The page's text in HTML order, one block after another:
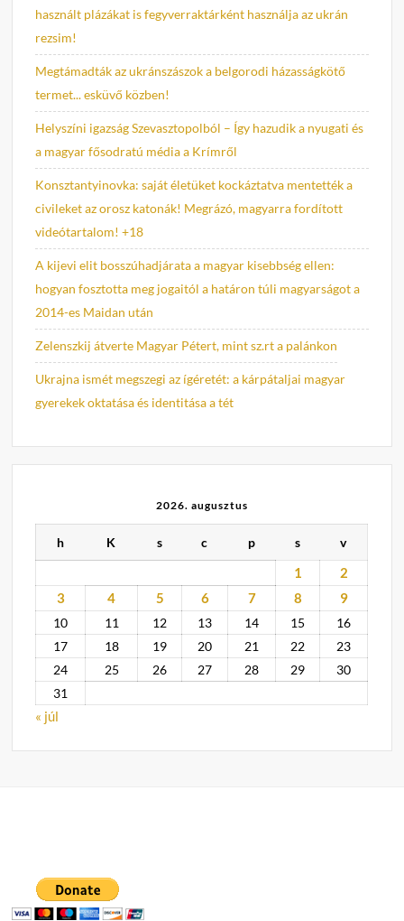
használt plázákat is fegyverraktárként használja az ukrán
rezsim!
Megtámadták az ukránszászok a belgorodi házasságkötő
termet... esküvő közben!
Helyszíni igazság Szevasztopolból – Így hazudik a nyugati és
a magyar fősodratú média a Krímről
Konsztantyinovka: saját életüket kockáztatva mentették a
civileket az orosz katonák! Megrázó, magyarra fordított
videótartalom! +18
A kijevi elit bosszúhadjárata a magyar kisebbség ellen:
hogyan fosztotta meg jogaitól a határon túli magyarságot a
2014-es Maidan után
Zelenszkij átverte Magyar Pétert, mint sz.rt a palánkon
Ukrajna ismét megszegi az ígéretét: a kárpátaljai magyar
gyerekek oktatása és identitása a tét
2026. augusztus
h K s c p s v
1
2
3
4 5 6 7 8 9
10 11 12 13 14 15
16
17
18 19 20 21 22
23
24
25 26 27 28 29
30
31
« júl